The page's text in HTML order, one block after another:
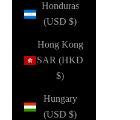
Honduras
(USD $)
Hong Kong
SAR (HKD
$)
Hungary
(USD $)